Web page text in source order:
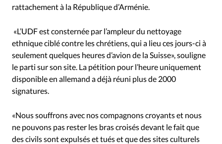
rattachement à la République d’Arménie.
«L’UDF est consternée par l’ampleur du nettoyage
ethnique ciblé contre les chrétiens, qui a lieu ces jours-ci à
seulement quelques heures d’avion de la Suisse», souligne
le parti sur son site. La pétition pour l’heure uniquement
disponible en allemand a déjà réuni plus de 2000
signatures.
«Nous souffrons avec nos compagnons croyants et nous
ne pouvons pas rester les bras croisés devant le fait que
des civils sont expulsés et tués et que des sites culturels